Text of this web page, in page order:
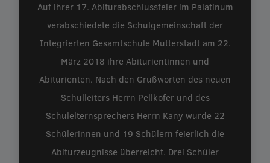
Auf ihrer 17. Abiturabschlussfeier im Palatinum
verabschiedete die Schulgemeinschaft der
Integrierten Gesamtschule Mutterstadt am 22.
März 2018 ihre Abiturientinnen und
Abiturienten. Nach den Grußworten des neuen
Schulleiters Herrn Pellkofer und des
Schulelternsprechers Herrn Kany wurde 22
Schülerinnen und 19 Schülern feierlich die
Abiturzeugnisse überreicht. Drei Schüler